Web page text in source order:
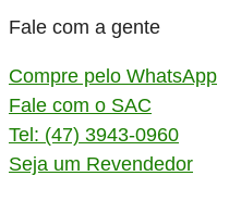
Fale com a gente
Compre pelo WhatsApp
Fale com o SAC
Tel: (47) 3943-0960
Seja um Revendedor